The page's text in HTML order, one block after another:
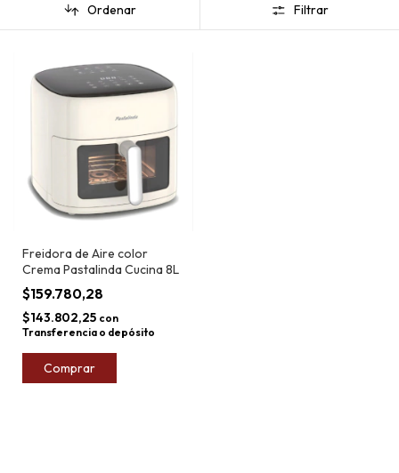
Ordenar Filtrar
Freidora de Aire color
Crema Pastalinda Cucina 8L
$159.780,28
$143.802,25 con
Transferencia o depósito